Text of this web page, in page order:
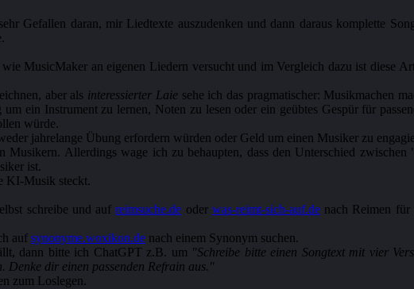
Gefallen daran, mir Liedtexte auszudenken und dann daraus komplette
MusicMaker an eigenen Liedern versucht und im Vergleich dazu ist diese
aber als interessierter Laiesehe ich das pragmatischer: Musikmachen
ein Instrument zu lernen, Noten zu lesen oder ein geübtes Gespür für
würde.
jahrelange Übung erfordern würden oder Geld um einen Musiker zu
Allerdings wage ich zu behaupten, dass den Unterschied
ist.
KI-Musik steckt.
schreibe und aufreimsuche.de oder was-reimt-sich-auf.denach Reimen für
auf synonyme.woxikon.de nach einem Synonym suchen.
dann bitte ich ChatGPT z.B. um "Schreibe bitte einen Songtext mit vier
Denke dir einen passenden Refrain aus."
zum Loslegen.